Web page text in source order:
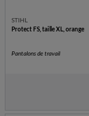
STIHL
Protect FS, taille XL, orange
Pantalons de travail